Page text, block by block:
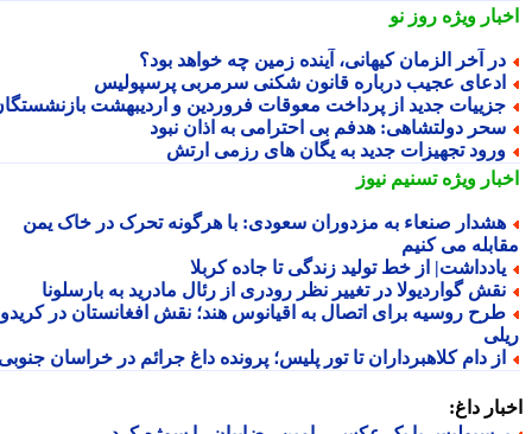
ویژهروز نو
آخر الزمان کیهانی، آینده زمین چه خواهد بود؟
عجیب درباره قانون شکنی سرمربی پرسپولیس
جدید از پرداخت معوقات فروردین و اردیبهشت بازنشستگان
دولتشاهی: هدفم بی احترامی به اذان نبود
تجهیزات جدید به یگان های رزمی ارتش
ویژهتسنیم نیوز
صنعاء به مزدوران سعودی: با هرگونه تحرک در خاک یمن
می کنیم
از خط تولید زندگی تا جاده کربلا
گواردیولا در تغییر نظر رودری از رئال مادرید به بارسلونا
روسیه برای اتصال به اقیانوس هند؛ نقش افغانستان در کریدور
دام کلاهبرداران تا تور پلیس؛ پرونده داغ جرائم در خراسان جنوبی
داغ: